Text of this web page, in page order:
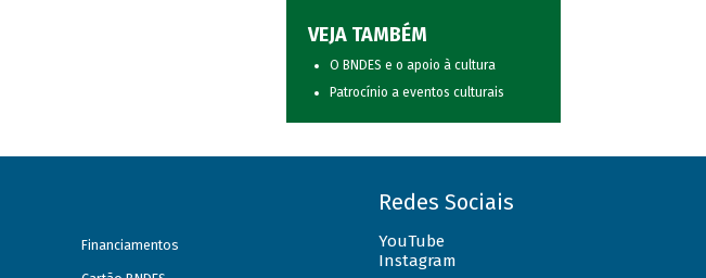
VEJA TAMBÉM
O BNDES e o apoio à cultura
Patrocínio a eventos culturais
Financiamentos
Redes Sociais
YouTube
Instagram